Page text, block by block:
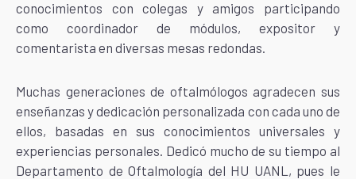
conocimientos con colegas y amigos participando
como coordinador de módulos, expositor y
comentarista en diversas mesas redondas.
Muchas generaciones de oftalmólogos agradecen sus
enseñanzas y dedicación personalizada con cada uno de
ellos, basadas en sus conocimientos universales y
experiencias personales. Dedicó mucho de su tiempo al
Departamento de Oftalmología del HU UANL, pues le